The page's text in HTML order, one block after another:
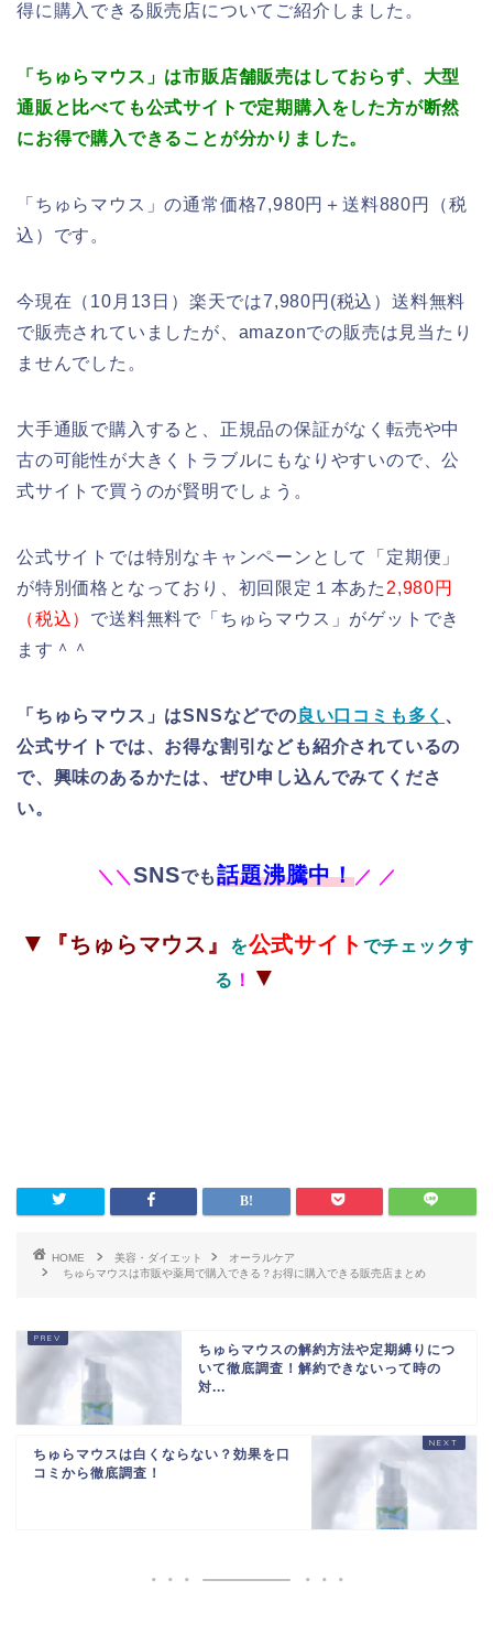
得に購入できる販売店についてご紹介しました。
「ちゅらマウス」 は市販店舗販売はしておらず、大型
通販と比べても公式サイトで定期購入をした方が断然
にお得で購入できることが分かりました。
「ちゅらマウス」の通常価格7,980円＋送料880円（税
込）です。
今現在（10月13日）楽天では7,980円(税込）送料無料
で販売されていましたが、amazonでの販売は見当たり
ませんでした。
大手通販で購入すると、正規品の保証がなく転売や中
古の可能性が大きくトラブルにもなりやすいので、公
式サイトで買うのが賢明でしょう。
公式サイトでは特別なキャンペーンとして「定期便」
が特別価格となっており、初回限定１本あた 2,980円
（税込） で送料無料で「ちゅらマウス」がゲットでき
ます＾＾
「ちゅらマウス」はSNSなどでの 良い口コミも多く 、
公式サイトでは、お得な割引なども紹介されているの
で、興味のあるかたは、ぜひ申し込んでみてくださ
い。
＼ ＼SNSでも話題沸騰中！／ ／
▼ 『ちゅらマウス』 を公式サイト でチェックす
る ！ ▼
HOME 美容・ダイエット
オーラルケア
ちゅらマウスは市販や薬局で購入できる？お得に購入できる販売店まとめ
ちゅらマウスの解約方法や定期縛りにつ
いて徹底調査！解約できないって時の
対...
ちゅらマウスは白くならない？効果を口
コミから徹底調査！